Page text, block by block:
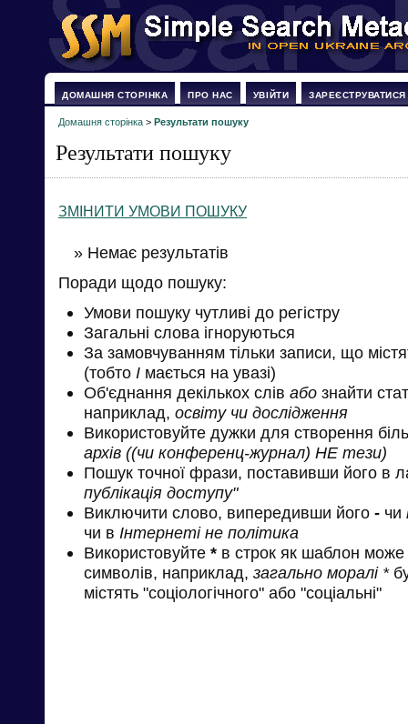
ДОМАШНЯ СТОРІНКА ПРО НАС УВІЙТИ ЗАРЕЄСТРУВАТИСЯ
Домашня сторінка > Результати пошуку
Результати пошуку
ЗМІНИТИ УМОВИ ПОШУКУ
» Немає результатів
Поради щодо пошуку:
Умови пошуку чутливі до регістру
Загальні слова ігноруються
За замовчуванням тільки записи, що
(тобто І мається на увазі)
Об'єднання декількох слів або знайти
наприклад, освіту чи дослідження
Використовуйте дужки для створення
архів ((чи конференц-журнал) НЕ тези)
Пошук точної фрази, поставивши його в
публікація доступу"
Виключити слово, випередивши його - чи
чи в Інтернеті не політика
Використовуйте * в строк як шаблон може
символів, наприклад, загально моралі *
містять "соціологічного" або "соціальні"